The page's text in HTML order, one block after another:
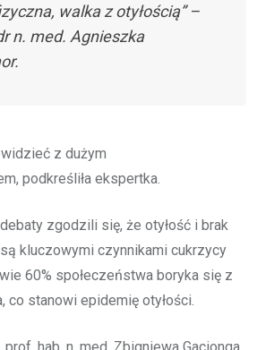
walka z otyłością” –
n. med. Agnieszka
z dużym
podkreśliła ekspertka.
zgodzili się, że otyłość i brak
kluczowymi czynnikami cukrzycy
60% społeczeństwa boryka się z
co stanowi epidemię otyłości.